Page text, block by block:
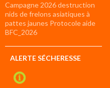
Campagne 2026 destruction
nids de frelons asiatiques à
pattes jaunes Protocole aide
BFC_2026
ALERTE SÉCHERESSE